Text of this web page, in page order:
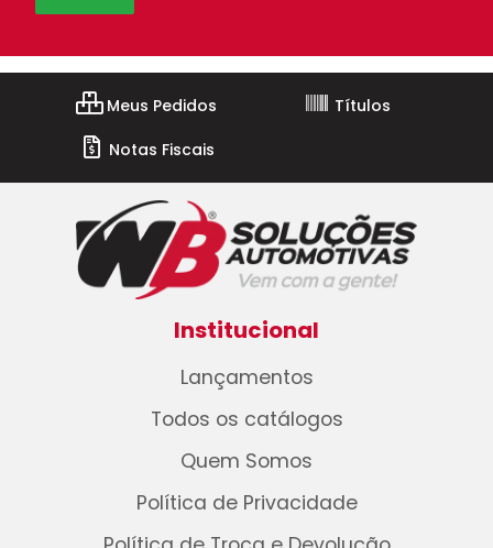
Meus Pedidos
Títulos
Notas Fiscais
Institucional
Lançamentos
Todos os catálogos
Quem Somos
Política de Privacidade